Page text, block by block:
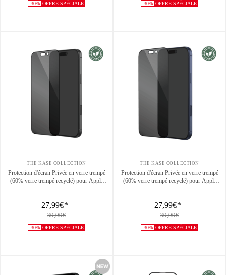
-30% OFFRE SPÉCIALE -30% OFFRE SPÉCIALE
THE KASE COLLECTION
Protection d'écran Privée en verre trempé
(60% verre trempé recyclé) pour Apple
27,99€*
39,99€
-30% OFFRE SPÉCIALE
THE KASE COLLECTION
Protection d'écran Privée en verre trempé
(60% verre trempé recyclé) pour Apple
27,99€*
39,99€
-30% OFFRE SPÉCIALE